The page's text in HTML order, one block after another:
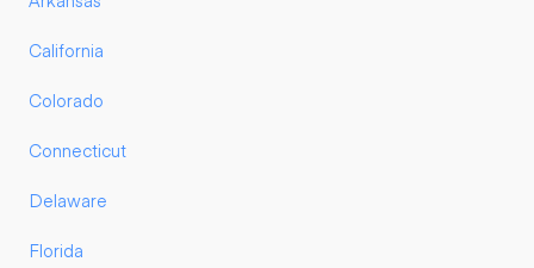
California
Colorado
Connecticut
Delaware
Florida